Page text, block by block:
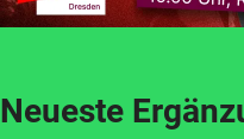
Neueste